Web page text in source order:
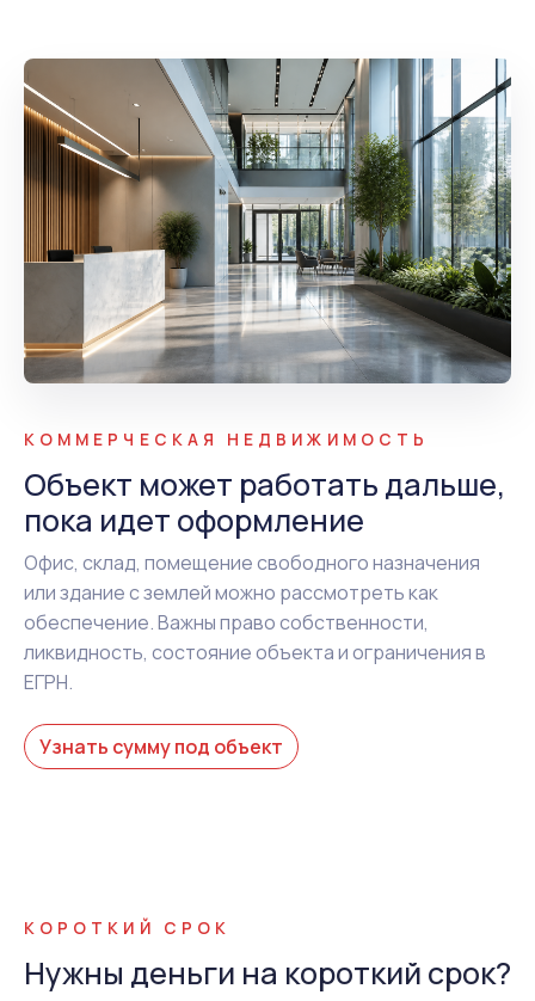
КОММЕРЧЕСКАЯ НЕДВИЖИМОСТЬ
Объект может работать дальше,
пока идет оформление
Офис, склад, помещение свободного назначения
или здание с землей можно рассмотреть как
обеспечение. Важны право собственности,
ликвидность, состояние объекта и ограничения в
ЕГРН.
Узнать сумму под объект
КОРОТКИЙ СРОК
Нужны деньги на короткий срок?